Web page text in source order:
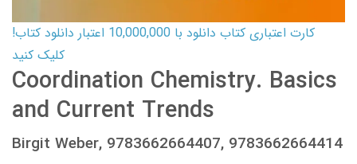
کارت اعتباری کتاب دانلود با 10,000,000 اعتبار دانلود کتاب!
کلیک کنید
Coordination Chemistry. Basics
and Current Trends
Birgit Weber, 9783662664407, 9783662664414